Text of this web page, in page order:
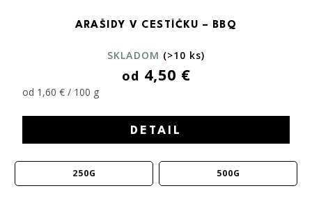
ARAŠIDY V CESTÍČKU – BBQ
SKLADOM (>10 ks)
od 4,50 €
od 1,60 € / 100 g
DETAIL
250G 500G